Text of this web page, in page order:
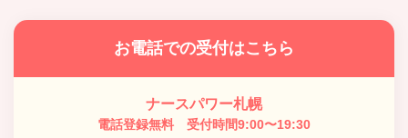
お電話での受付はこちら
ナースパワー札幌
電話登録無料 受付時間9:00〜19:30